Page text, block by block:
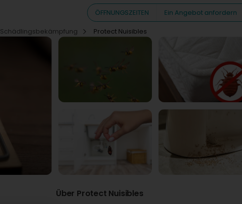
ÖFFNUNGSZEITEN Ein Angebot anfordern
Schädlingsbekämpfung Protect Nuisibles
Über Protect Nuisibles